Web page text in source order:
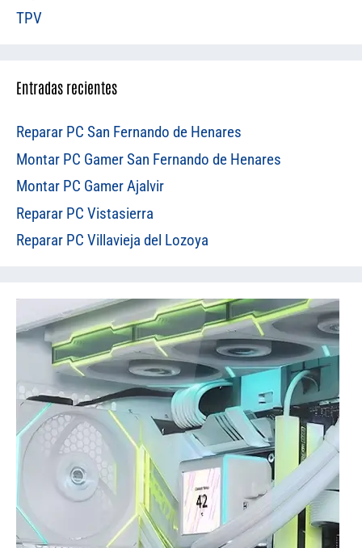
TPV
Entradas recientes
Reparar PC San Fernando de Henares
Montar PC Gamer San Fernando de Henares
Montar PC Gamer Ajalvir
Reparar PC Vistasierra
Reparar PC Villavieja del Lozoya